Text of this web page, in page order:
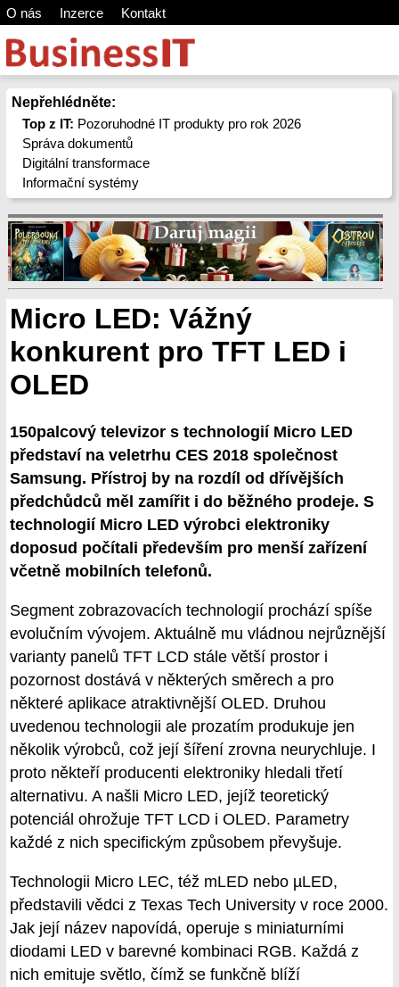
O nás Inzerce Kontakt
Nepřehlédněte:
Top z IT: Pozoruhodné IT produkty pro rok 2026
Správa dokumentů
Digitální transformace
Informační systémy
Micro LED: Vážný
konkurent pro TFT LED i
OLED
150palcový televizor s technologií Micro LED
představí na veletrhu CES 2018 společnost
Samsung. Přístroj by na rozdíl od dřívějších
předchůdců měl zamířit i do běžného prodeje. S
technologií Micro LED výrobci elektroniky
doposud počítali především pro menší zařízení
včetně mobilních telefonů.
Segment zobrazovacích technologií prochází spíše
evolučním vývojem. Aktuálně mu vládnou nejrůznější
varianty panelů TFT LCD stále větší prostor i
pozornost dostává v některých směrech a pro
některé aplikace atraktivnější OLED. Druhou
uvedenou technologii ale prozatím produkuje jen
několik výrobců, což její šíření zrovna neurychluje. I
proto někteří producenti elektroniky hledali třetí
alternativu. A našli Micro LED, jejíž teoretický
potenciál ohrožuje TFT LCD i OLED. Parametry
každé z nich specifickým způsobem převyšuje.
Technologii Micro LEC, též mLED nebo µLED,
představili vědci z Texas Tech University v roce 2000.
Jak její název napovídá, operuje s miniaturními
diodami LED v barevné kombinaci RGB. Každá z
nich emituje světlo, čímž se funkčně blíží